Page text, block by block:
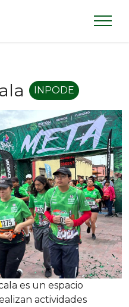
INPODE
es un espacio
actividades